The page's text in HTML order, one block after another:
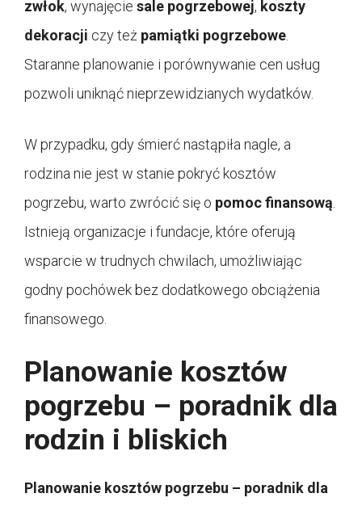
zwłok, wynajęcie sale pogrzebowej, koszty
dekoracji czy też pamiątki pogrzebowe.
Staranne planowanie i porównywanie cen usług
pozwoli uniknąć nieprzewidzianych wydatków.
W przypadku, gdy śmierć nastąpiła nagle, a
rodzina nie jest w stanie pokryć kosztów
pogrzebu, warto zwrócić się o pomoc finansową.
Istnieją organizacje i fundacje, które oferują
wsparcie w trudnych chwilach, umożliwiając
godny pochówek bez dodatkowego obciążenia
finansowego.
Planowanie kosztów
pogrzebu – poradnik dla
rodzin i bliskich
Planowanie kosztów pogrzebu – poradnik dla